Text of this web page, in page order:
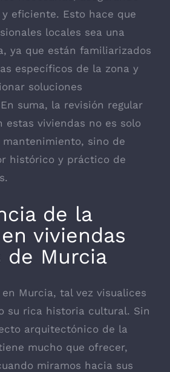
y eficiente. Esto hace que
locales sea una
ya que están familiarizados
específicos de la zona y
soluciones
suma, la revisión regular
estas viviendas no es solo
sino de
histórico y práctico de
de la
viviendas
de Murcia
Murcia, tal vez visualices
su rica historia cultural. Sin
arquitectónico de la
mucho que ofrecer,
miramos hacia sus